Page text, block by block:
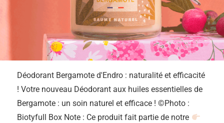
Déodorant Bergamote d'Endro : naturalité et efficacité
! Votre nouveau Déodorant aux huiles essentielles de
Bergamote : un soin naturel et efficace ! ©Photo :
Biotyfull Box Note : Ce produit fait partie de notre